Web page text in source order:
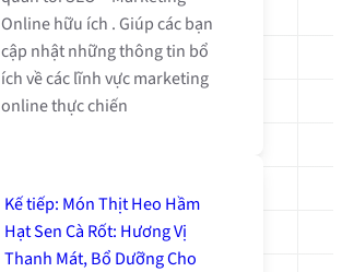
Online hữu ích . Giúp các bạn
cập nhật những thông tin bổ
ích về các lĩnh vực marketing
online thực chiến
Kế tiếp: Món Thịt Heo Hầm
Hạt Sen Cà Rốt: Hương Vị
Thanh Mát, Bổ Dưỡng Cho